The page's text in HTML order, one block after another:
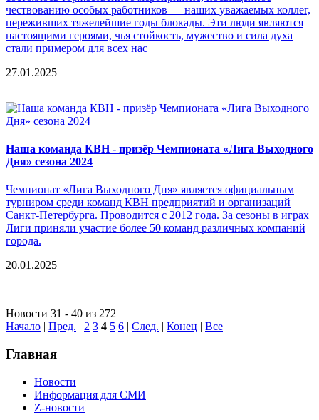
чествованию особых работников — наших уважаемых коллег,
переживших тяжелейшие годы блокады. Эти люди являются
настоящими героями, чья стойкость, мужество и сила духа
стали примером для всех нас
27.01.2025
Наша команда КВН - призёр Чемпионата «Лига Выходного
Дня» сезона 2024
Чемпионат «Лига Выходного Дня» является официальным
турниром среди команд КВН предприятий и организаций
Санкт-Петербурга. Проводится с 2012 года. За сезоны в играх
Лиги приняли участие более 50 команд различных компаний
города.
20.01.2025
Новости 31 - 40 из 272
Начало | Пред. | 2 3 4 5 6 | След. | Конец | Все
Главная
Новости
Информация для СМИ
Z-новости